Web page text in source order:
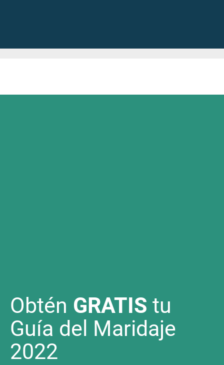
Obtén GRATIS tu
Guía del Maridaje
2022